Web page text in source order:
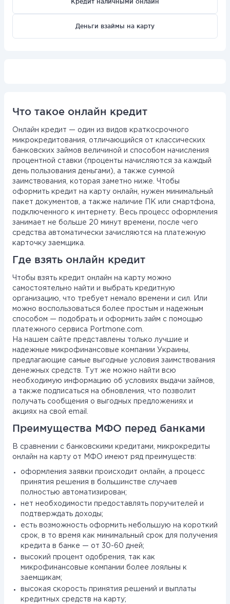
Деньги взаймы на карту
Что такое онлайн кредит
Онлайн кредит — один из видов краткосрочного
микрокредитования, отличающийся от классических
банковских займов величиной и способом начисления
процентной ставки (проценты начисляются за каждый
день пользования деньгами), а также суммой
заимствования, которая заметно ниже. Чтобы
оформить кредит на карту онлайн, нужен минимальный
пакет документов, а также наличие ПК или смартфона,
подключенного к интернету. Весь процесс оформления
занимает не больше 20 минут времени, после чего
средства автоматически зачисляются на платежную
карточку заемщика.
Где взять онлайн кредит
Чтобы взять кредит онлайн на карту можно
самостоятельно найти и выбрать кредитную
организацию, что требует немало времени и сил. Или
можно воспользоваться более простым и надежным
способом — подобрать и оформить займ с помощью
платежного сервиса Portmone.com.
На нашем сайте представлены только лучшие и
надежные микрофинансовые компании Украины,
предлагающие самые выгодные условия заимствования
денежных средств. Тут же можно найти всю
необходимую информацию об условиях выдачи займов,
а также подписаться на обновления, что позволит
получать сообщения о выгодных предложениях и
акциях на свой email.
Преимущества МФО перед банками
В сравнении с банковскими кредитами, микрокредиты
онлайн на карту от МФО имеют ряд преимуществ:
оформления заявки происходит онлайн, а процесс
принятия решения в большинстве случаев
полностью автоматизирован;
нет необходимости предоставлять поручителей и
подтверждать доходы;
есть возможность оформить небольшую на короткий
срок, в то время как минимальный срок для получения
кредита в банке — от 30-60 дней;
высокий процент одобрения, так как
микрофинансовые компании более лояльны к
заемщикам;
высокая скорость принятия решений и выплаты
кредитных средств на карту;